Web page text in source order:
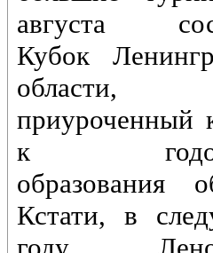
августа
Кубок
области,
приуроченный
к
образования
Кстати, в